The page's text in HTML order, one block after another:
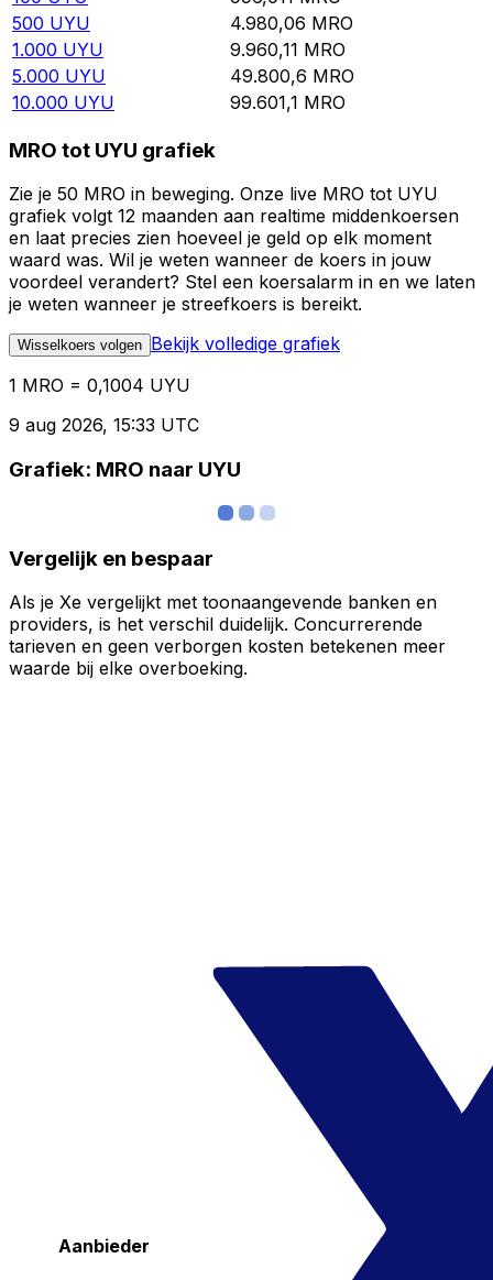
500 UYU 4.980,06 MRO
1.000 UYU 9.960,11 MRO
5.000 UYU 49.800,6 MRO
10.000 UYU 99.601,1 MRO
MRO tot UYU grafiek
Zie je 50 MRO in beweging. Onze live MRO tot UYU
grafiek volgt 12 maanden aan realtime middenkoersen
en laat precies zien hoeveel je geld op elk moment
waard was. Wil je weten wanneer de koers in jouw
voordeel verandert? Stel een koersalarm in en we laten
je weten wanneer je streefkoers is bereikt.
Wisselkoers volgen Bekijk volledige grafiek
1 MRO = 0,1004 UYU
9 aug 2026, 15:33 UTC
Grafiek: MRO naar UYU
Vergelijk en bespaar
Als je Xe vergelijkt met toonaangevende banken en
providers, is het verschil duidelijk. Concurrerende
tarieven en geen verborgen kosten betekenen meer
waarde bij elke overboeking.
Aanbieder